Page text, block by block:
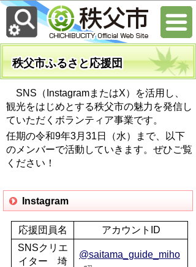
秩父市ふるさと応援団
SNS（InstagramまたはX）を活用し、
観光をはじめとする秩父市の魅力を発信し
ていただくボランティア事業です。
任期の令和9年3月31日（水）まで、以下
のメンバーで活動していきます。ぜひご覧
ください！
Instagram
応援団員名
アカウントID
SNSクリエ
イター 埼
@saitama_guide_miho